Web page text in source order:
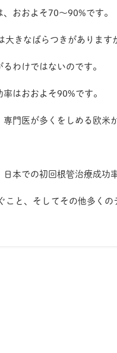
おおよそ70〜90%です。
きなばらつきがありま
わけではないのです。
はおおよそ90%です。
門医が多くをしめる欧米
本での初回根管治療成功
と、そしてその他多く